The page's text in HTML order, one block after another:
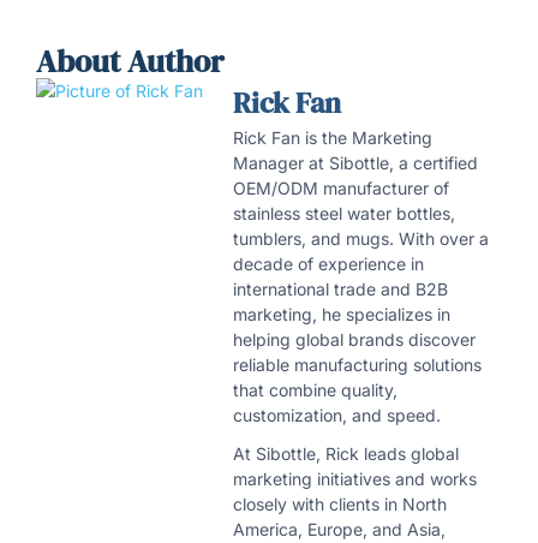
About Author
Rick Fan
Rick Fan is the Marketing
Manager at Sibottle, a certified
OEM/ODM manufacturer of
stainless steel water bottles,
tumblers, and mugs. With over a
decade of experience in
international trade and B2B
marketing, he specializes in
helping global brands discover
reliable manufacturing solutions
that combine quality,
customization, and speed.
At Sibottle, Rick leads global
marketing initiatives and works
closely with clients in North
America, Europe, and Asia,